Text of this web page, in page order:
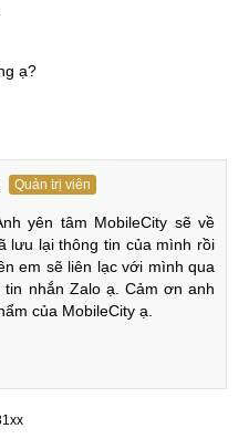
máy đến MobileCity Đà
bạn được hỗ trợ chi phí
2 tiếng làm việc.
sách trả góp 0% dành cho
Bạn có thể đăng ký với các
hoặc thông qua thẻ tín dụng
là 3, 6 hoặc thậm chí 12
thoát khỏi gánh nặng tài
mua máy cùng một lúc.
tự
iQOO 13 cũ với thế hệ tiền
ạ?
Quản trị viên
yên tâm MobileCity sẽ về
lưu lại thông tin của mình rồi
em sẽ liên lạc với mình qua
nhắn Zalo ạ. Cảm ơn anh
của MobileCity ạ.